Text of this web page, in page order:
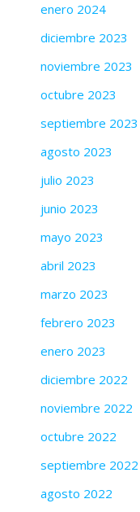
enero 2024
diciembre 2023
noviembre 2023
octubre 2023
septiembre 2023
agosto 2023
julio 2023
junio 2023
mayo 2023
abril 2023
marzo 2023
febrero 2023
enero 2023
diciembre 2022
noviembre 2022
octubre 2022
septiembre 2022
agosto 2022